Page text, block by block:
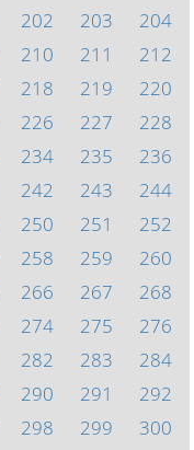
202 203
204
210 211
212
218 219
220
226 227
228
234 235
236
242 243
244
250 251
252
258 259
260
266 267
268
274 275
276
282 283
284
290 291
292
298 299
300